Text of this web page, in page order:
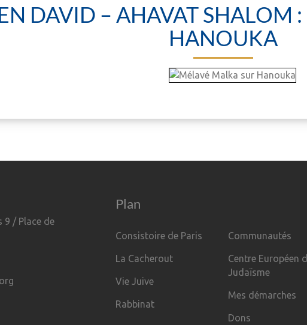
DAVID – AHAVAT SHALOM
HANOUKA
9 / Place de
Plan
Consistoire de Paris
La Cacherout
Vie Juive
Rabbinat
Communautés
Centre Européen
Judaïsme
Mes démarches
Dons